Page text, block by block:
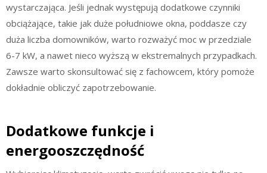
wystarczająca. Jeśli jednak występują dodatkowe czynniki
obciążające, takie jak duże południowe okna, poddasze czy
duża liczba domowników, warto rozważyć moc w przedziale
6-7 kW, a nawet nieco wyższą w ekstremalnych przypadkach.
Zawsze warto skonsultować się z fachowcem, który pomoże
dokładnie obliczyć zapotrzebowanie.
Dodatkowe funkcje i
energooszczędność